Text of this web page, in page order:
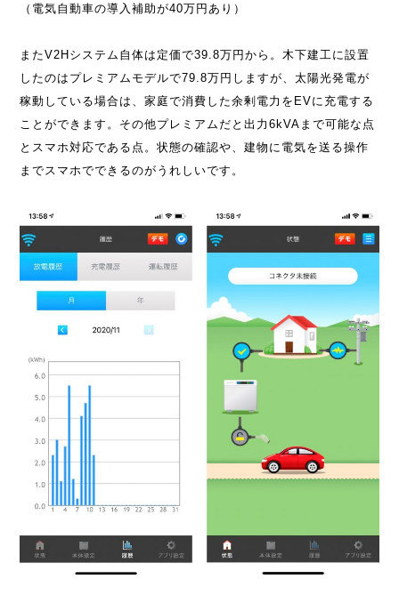
（電気自動車の導入補助が40万円あり）
またV2Hシステム自体は定価で39.8万円から。木下建工に設置
したのはプレミアムモデルで79.8万円しますが、太陽光発電が
稼動している場合は、家庭で消費した余剰電力をEVに充電する
ことができます。その他プレミアムだと出力6kVAまで可能な点
とスマホ対応である点。状態の確認や、建物に電気を送る操作
までスマホでできるのがうれしいです。